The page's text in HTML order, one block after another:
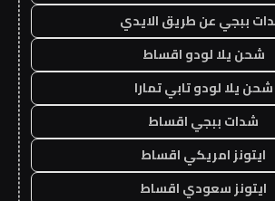
ببجي عن طريق الايدي
شحن يلا لودو اقساط
شحن يلا لودو تابي تمارا
شدات ببجي اقساط
ايتونز امريكي اقساط
ايتونز سعودي اقساط